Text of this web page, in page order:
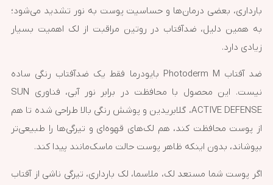
بارداری، بعضی درمان‌ها و حساسیت پوست به نور تشدید می‌شود؛
به همین دلیل، ضدآفتاب در روتین مراقبت از لک اهمیت بسیار
زیادی دارد.
ضد آفتاب Photoderm M بایودرما فقط یک ضدآفتاب رنگی ساده
نیست. این محصول با محافظت در برابر نور آبی، فناوری SUN
ACTIVE DEFENSE، گلابریدین و پوشش رنگی بالا طراحی شده تا هم
از پوست محافظت کند، هم لک‌های قهوه‌ای و تیرگی‌ها را طبیعی‌تر
بپوشاند، بدون اینکه ظاهر پوست حالت ماسک‌مانند پیدا کند.
اگر پوست شما مستعد لک، ملاسما، لک بارداری، تیرگی ناشی از آفتاب